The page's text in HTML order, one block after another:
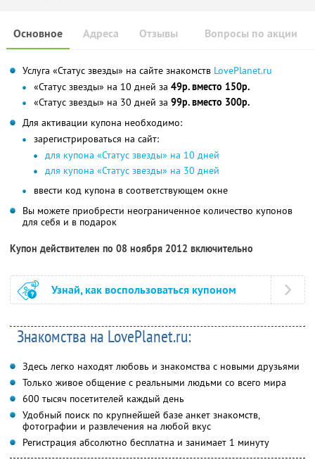
Основное Отзывы Вопросы по акции
Адреса
Услуга «Статус звезды» на сайте знакомств LovePlanet.ru
«Статус звезды» на 10 дней за 49р. вместо 150р.
«Статус звезды» на 30 дней за 99р. вместо 300р.
Для активации купона необходимо:
зарегистрироваться на сайт:
для купона «Статус звезды» на 10 дней
для купона «Статус звезды» на 30 дней
ввести код купона в соответствующем окне
Вы можете приобрести неограниченное количество купонов
для себя и в подарок
Купон действителен по 08 ноября 2012 включительно
Узнай, как воспользоваться купоном
Знакомства на LovePlanet.ru:
Здесь легко находят любовь и знакомства с новыми друзьями
Только живое общение с реальными людьми со всего мира
600 тысяч посетителей каждый день
Удобный поиск по крупнейшей базе анкет знакомств,
фотографии и развлечения на любой вкус
Регистрация абсолютно бесплатна и занимает 1 минуту